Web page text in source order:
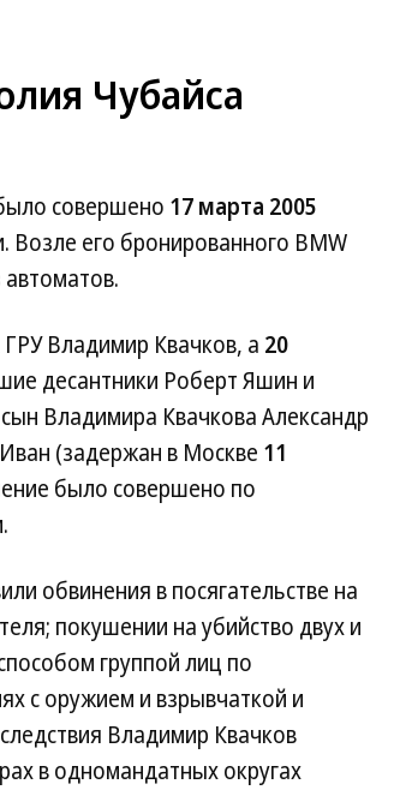
Чубайса
совершено 17 марта 2005
Возле его бронированного BMW
Владимир Квачков, а 20
десантники Роберт Яшин и
Владимира Квачкова Александр
(задержан в Москве 11
было совершено по
обвинения в посягательстве на
покушении на убийство двух и
группой лиц по
с оружием и взрывчаткой и
Владимир Квачков
в одномандатных округах